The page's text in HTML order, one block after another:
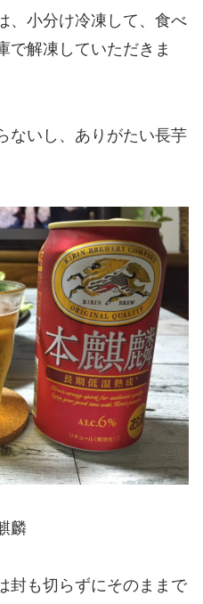
、小分け冷凍して、食べ
で解凍していただきま
ないし、ありがたい長芋
麟
封も切らずにそのままで